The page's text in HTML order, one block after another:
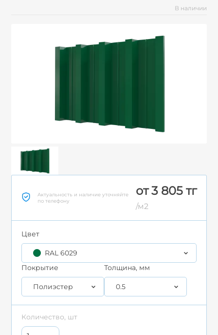
В наличии
Актуальность и наличие уточняйте
по телефону
от 3 805 тг
/м2
Цвет
RAL 6029
Покрытие
Полиэстер
Толщина, мм
0.5
Количество, шт